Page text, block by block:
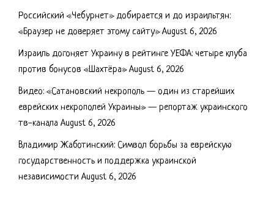
Российский «Чебурнет» добирается и до израильтян:
«Браузер не доверяет этому сайту» August 6, 2026
Израиль догоняет Украину в рейтинге УЕФА: четыре клуба
против бонусов «Шахтёра» August 6, 2026
Видео: «Сатановский некрополь — один из старейших
еврейских некрополей Украины» — репортаж украинского
тв-канала August 6, 2026
Владимир Жаботинский: Символ борьбы за еврейскую
государственность и поддержка украинской
независимости August 6, 2026